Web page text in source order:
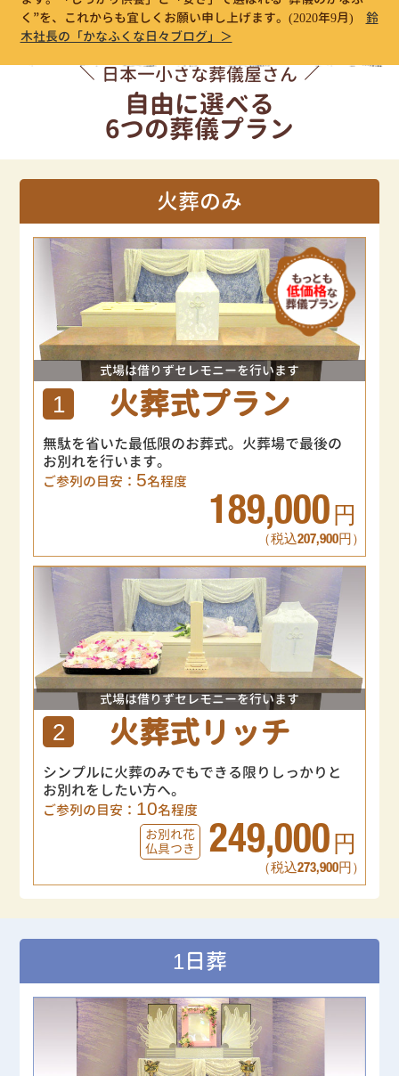
く”を、これからも宜しくお願い申し上げます。 (2020年9月)
鈴
木社長の「かなふくな日々ブログ」＞
日本一小さな葬儀屋さん
自由に選べる
6つの葬儀プラン
火葬のみ
式場は借りずセレモニーを行います
1 火葬式プラン
無駄を省いた最低限のお葬式。火葬場で最後の
お別れを行います。
ご参列の目安： 5名程度
189,000 円
（税込207,900円）
式場は借りずセレモニーを行います
2 火葬式リッチ
シンプルに火葬のみでもできる限りしっかりと
お別れをしたい方へ。
ご参列の目安： 10名程度
お別れ花
仏具つき
249,000 円
（税込273,900円）
1日葬